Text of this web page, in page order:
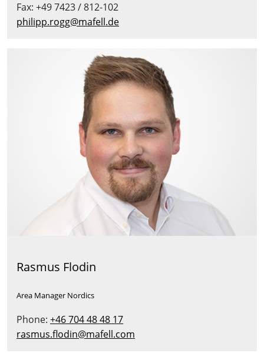
Fax: +49 7423 / 812-102
philipp.rogg@mafell.de
Rasmus Flodin
Area Manager Nordics
Phone: +46 704 48 48 17
rasmus.flodin@mafell.com